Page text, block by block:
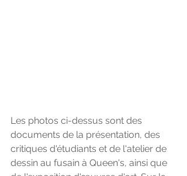
Les photos ci-dessus sont des
documents de la présentation, des
critiques d'étudiants et de l'atelier de
dessin au fusain à Queen's, ainsi que